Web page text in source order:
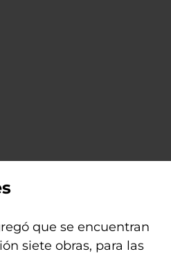
que se encuentran
siete obras, para las